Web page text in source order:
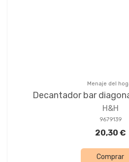
Menaje del
Decantador bar
H&H
9679139
20,30 €
Comprar